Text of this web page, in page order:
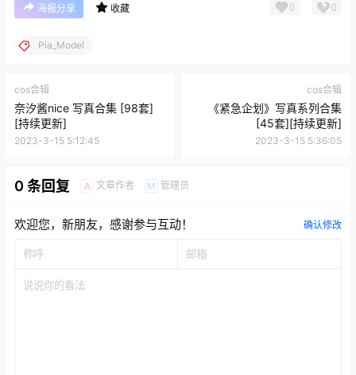
海报分享 收藏 0 0
Pia_Model
cos合辑
奈汐酱nice 写真合集 [98套]
[持续更新]
2023-3-15 5:12:45
cos合辑
《紧急企划》写真系列合集
[45套][持续更新]
2023-3-15 5:36:05
0 条回复 A 文章作者 M 管理员
欢迎您，新朋友，感谢参与互动！ 确认修改